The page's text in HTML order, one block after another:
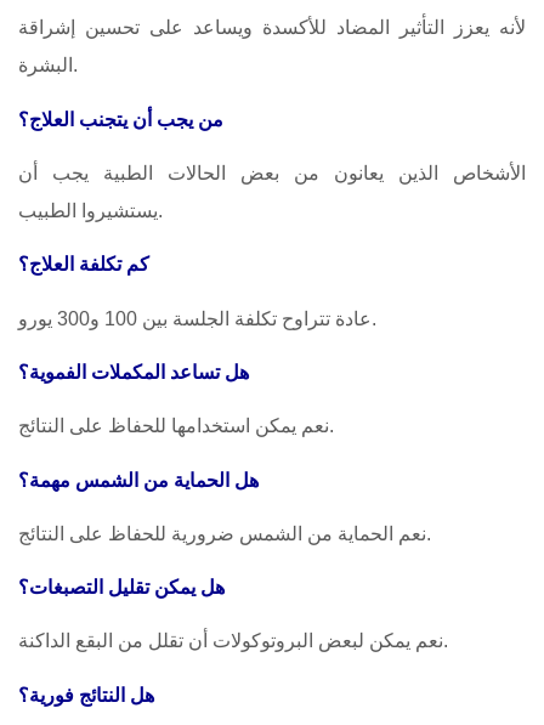
لأنه يعزز التأثير المضاد للأكسدة ويساعد على تحسين إشراقة
البشرة.
من يجب أن يتجنب العلاج؟
الأشخاص الذين يعانون من بعض الحالات الطبية يجب أن
يستشيروا الطبيب.
كم تكلفة العلاج؟
عادة تتراوح تكلفة الجلسة بين 100 و300 يورو.
هل تساعد المكملات الفموية؟
نعم يمكن استخدامها للحفاظ على النتائج.
هل الحماية من الشمس مهمة؟
نعم الحماية من الشمس ضرورية للحفاظ على النتائج.
هل يمكن تقليل التصبغات؟
نعم يمكن لبعض البروتوكولات أن تقلل من البقع الداكنة.
هل النتائج فورية؟